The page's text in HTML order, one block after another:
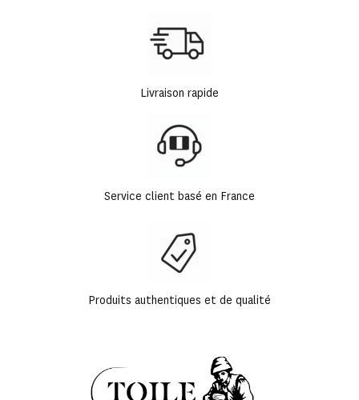
Livraison rapide
Service client basé en France
Produits authentiques et de qualité